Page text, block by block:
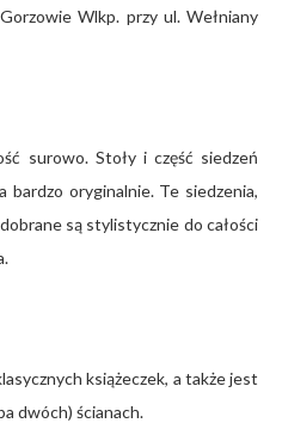
Wlkp. przy ul. Wełniany
surowo. Stoły i część siedzeń
bardzo oryginalnie. Te siedzenia,
są stylistycznie do całości
książeczek, a także jest
dwóch) ścianach.